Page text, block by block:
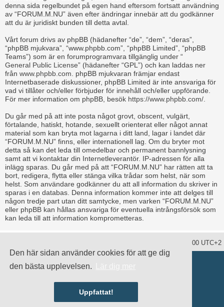
Den här sidan använder cookies för att ge dig
den bästa upplevelsen.
Uppfattat!
denna sida regelbundet på egen hand eftersom fortsatt användning
av “FORUM.M.NU” även efter ändringar innebär att du godkänner
att du är juridiskt bunden till detta avtal.
Vårt forum drivs av phpBB (hädanefter “de”, “dem”, “deras”,
“phpBB mjukvara”, “www.phpbb.com”, “phpBB Limited”, “phpBB
Teams”) som är en forumprogramvara tillgänglig under “
General Public License” (hädanefter “GPL”) och kan laddas ner
från www.phpbb.com . phpBB mjukvaran främjar endast
Internetbaserade diskussioner, phpBB Limited är inte ansvariga för
vad vi tillåter och/eller förbjuder för innehåll och/eller uppförande.
För mer information om phpBB, besök https://www.phpbb.com/
Du går med på att inte posta något grovt, obscent, vulgärt,
förtalande, hatiskt, hotande, sexuellt orienterat eller något annat
material som kan bryta mot lagarna i ditt land, lagar i landet där
“FORUM.M.NU” finns, eller internationell lag. Om du bryter mot
detta så kan det leda till omedelbar och permanent bannlysning
samt att vi kontaktar din Internetleverantör. IP-adressen för alla
inlägg sparas. Du går med på att “FORUM.M.NU” har rätten att ta
bort, redigera, flytta eller stänga vilka trådar som helst, när som
helst. Som användare godkänner du att all information du skriver in
sparas i en databas. Denna information kommer inte att delges till
någon tredje part utan ditt samtycke, men varken “FORUM.M.NU”
eller phpBB kan hållas ansvariga för eventuella intrångsförsök som
kan leda till att information komprometteras.
Alla tidsangivelser är UTC+02:00 UTC+2
Swedish translation byphpBB Sweden
Användarvillkor